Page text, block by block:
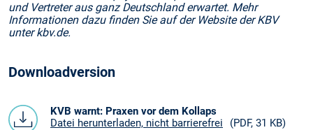
und Vertreter aus ganz Deutschland erwartet. Mehr
Informationen dazu finden Sie auf der Website der KBV
unter kbv.de.
Downloadversion
KVB warnt: Praxen vor dem Kollaps
Datei herunterladen, nicht barrierefrei
(PDF, 31 KB)